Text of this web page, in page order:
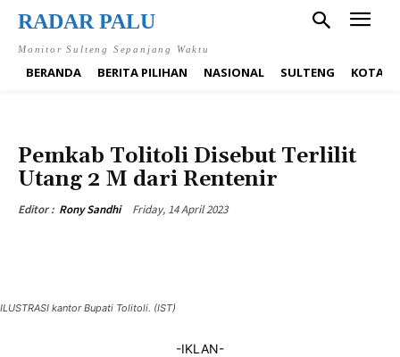
RADAR PALU
Monitor Sulteng Sepanjang Waktu
BERANDA BERITA PILIHAN NASIONAL SULTENG KOTA
Pemkab Tolitoli Disebut Terlilit
Utang 2 M dari Rentenir
Editor : Rony Sandhi Friday, 14 April 2023
ILUSTRASI kantor Bupati Tolitoli. (IST)
-IKLAN-